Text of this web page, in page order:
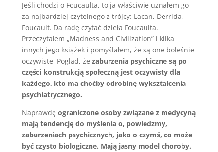
Jeśli chodzi o Foucaulta, to ja właściwie uznałem go
za najbardziej czytelnego z trójcy: Lacan, Derrida,
Foucault. Da radę czytać dzieła Foucaulta.
Przeczytałem „Madness and Civilization” i kilka
innych jego książek i pomyślałem, że są one boleśnie
oczywiste. Pogląd, że zaburzenia psychiczne są po
części konstrukcją społeczną jest oczywisty dla
każdego, kto ma choćby odrobinę wykształcenia
psychiatrycznego.
Naprawdę ograniczone osoby związane z medycyną
mają tendencję do myślenia o, powiedzmy,
zaburzeniach psychicznych, jako o czymś, co może
być czysto biologiczne. Mają jasny model choroby.